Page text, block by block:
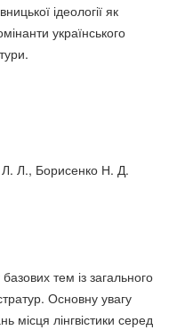
ідеології як
українського
Л., Борисенко Н. Д.
тем із загального
Основну увагу
місця лінгвістики серед